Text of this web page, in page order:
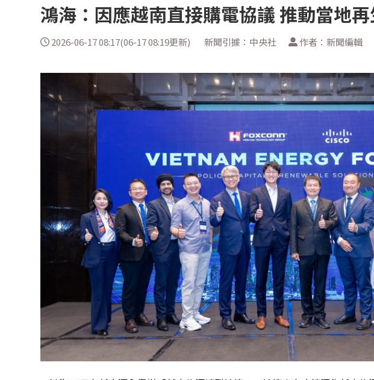
鴻海：因應越南直接購電協議 推動當地
2026-06-17 08:17(06-17 08:19更新) 新聞引據：中央社 作者：新聞編輯